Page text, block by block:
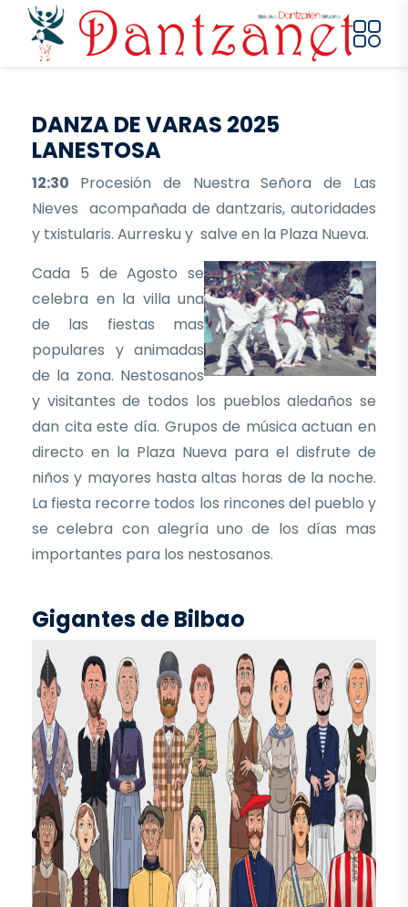
Pasar al contenido principal
DANZA DE VARAS 2025
LANESTOSA
12:30 Procesión de Nuestra Señora de Las
Nieves acompañada de dantzaris, autoridades
y txistularis. Aurresku y salve en la Plaza Nueva.
Cada 5 de Agosto se
celebra en la villa una
de las fiestas mas
populares y animadas
de la zona. Nestosanos
y visitantes de todos los pueblos aledaños se
dan cita este día. Grupos de música actuan en
directo en la Plaza Nueva para el disfrute de
niños y mayores hasta altas horas de la noche.
La fiesta recorre todos los rincones del pueblo y
se celebra con alegría uno de los días mas
importantes para los nestosanos.
Gigantes de Bilbao